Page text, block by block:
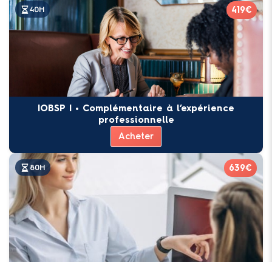
40H 419€
IOBSP I • Complémentaire à l’expérience
professionnelle
Acheter
80H 639€